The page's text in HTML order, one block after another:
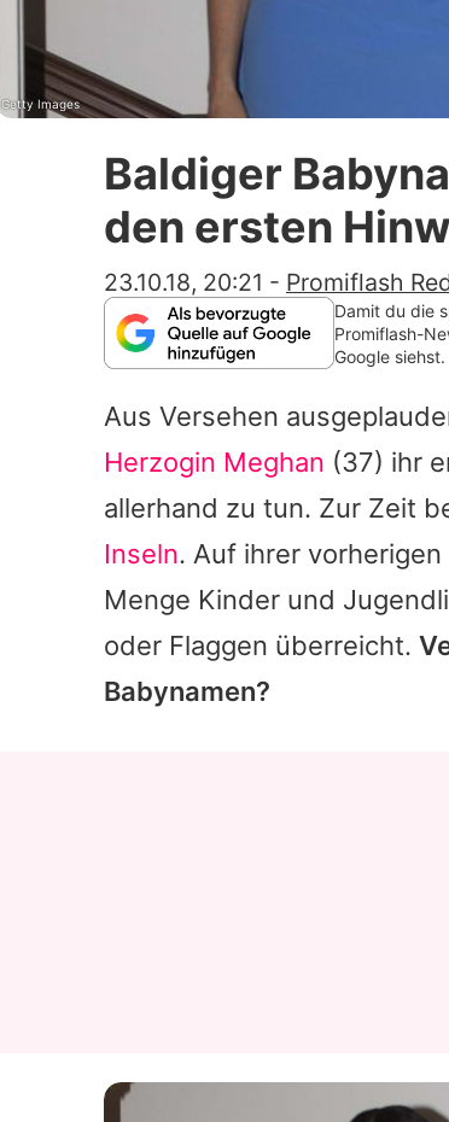
Getty Images
Baldiger
den ersten
23.10.18, 20:21 - Promiflash
Damit du die
Promiflash-
Google siehst.
Aus Versehen
Herzogin Meghan (37) ihr
allerhand zu tun. Zur Zeit
Inseln. Auf ihrer
Menge Kinder und
oder Flaggen überreicht.
Babynamen?